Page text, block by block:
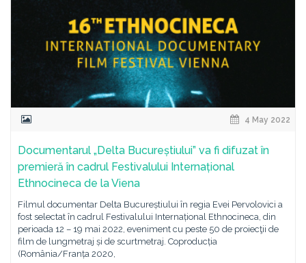
4 May 2022
Documentarul „Delta Bucureștiului” va fi difuzat în
premieră în cadrul Festivalului Internațional
Ethnocineca de la Viena
Filmul documentar Delta Bucureștiului în regia Evei Pervolovici a
fost selectat în cadrul Festivalului Internațional Ethnocineca, din
perioada 12 – 19 mai 2022, eveniment cu peste 50 de proiecţii de
film de lungmetraj și de scurtmetraj. Coproducția
(România/Franța 2020,